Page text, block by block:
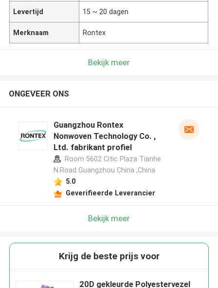
Levertijd 15 ~ 20 dagen
Merknaam Rontex
Bekijk meer
ONGEVEER ONS
Guangzhou Rontex
Nonwoven Technology Co. ,
Ltd. fabrikant profiel
Room 5602 Citic Plaza Tianhe
N.Road Guangzhou China ,China
5.0
Geverifieerde Leverancier
Bekijk meer
Krijg de beste prijs voor
20D gekleurde Polyestervezel